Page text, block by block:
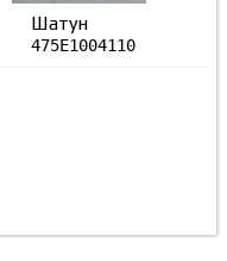
Шатун
475E1004110